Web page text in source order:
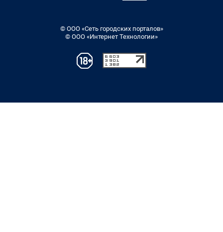
© ООО «Сеть городских порталов»
© ООО «Интернет Технологии»